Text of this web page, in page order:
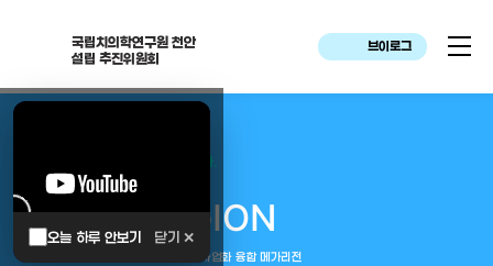
국립치의학연구원 천안
설립 추진위원회
브이로그
오늘 하루 안보기 닫기 ✕
대한민국은 두번이나 약속하였습니다.
MEGAREGION
중부권 전체를 잇는 연구–임상–평가–사업화 융합 메가리전